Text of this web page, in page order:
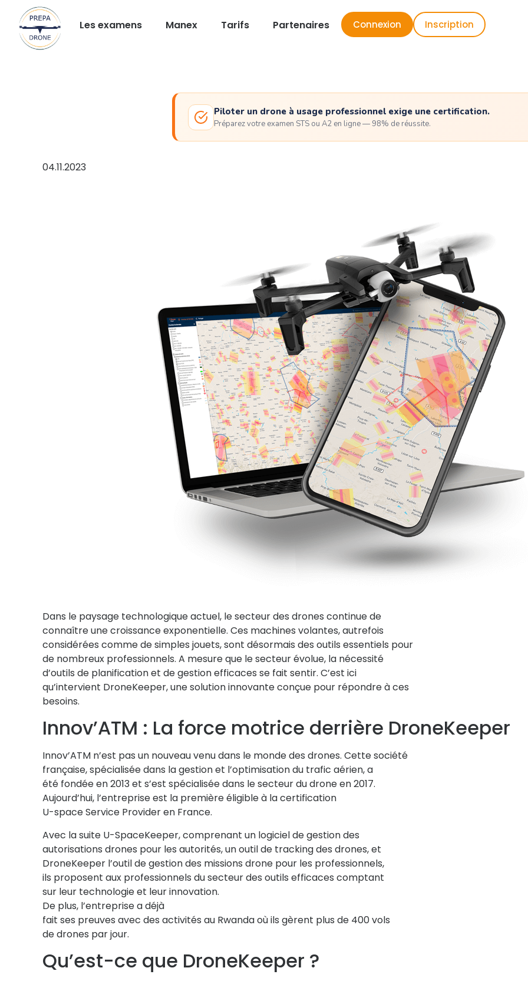
Les examens Manex Tarifs Partenaires Connexion Inscription
Piloter un drone à usage professionnel exige une certification.
Préparez votre examen STS ou A2 en ligne — 98% de réussite.
04.11.2023
Dans le paysage technologique actuel, le secteur des drones continue de
connaître une croissance exponentielle. Ces machines volantes, autrefois
considérées comme de simples jouets, sont désormais des outils essentiels pour
de nombreux professionnels. A mesure que le secteur évolue, la nécessité
d’outils de planification et de gestion efficaces se fait sentir. C’est ici
qu’intervient DroneKeeper, une solution innovante conçue pour répondre à ces
besoins.
Innov’ATM : La force motrice derrière DroneKeeper
Innov’ATM n’est pas un nouveau venu dans le monde des drones. Cette société
française, spécialisée dans la gestion et l’optimisation du trafic aérien, a
été fondée en 2013 et s’est spécialisée dans le secteur du drone en 2017.
Aujourd’hui, l’entreprise est la première éligible à la certification
U-space Service Provider en France.
Avec la suite U-SpaceKeeper, comprenant un logiciel de gestion des
autorisations drones pour les autorités, un outil de tracking des drones, et
DroneKeeper l’outil de gestion des missions drone pour les professionnels,
ils proposent aux professionnels du secteur des outils efficaces comptant
sur leur technologie et leur innovation.
De plus, l’entreprise a déjà
fait ses preuves avec des activités au Rwanda où ils gèrent plus de 400 vols
de drones par jour.
Qu’est-ce que DroneKeeper ?